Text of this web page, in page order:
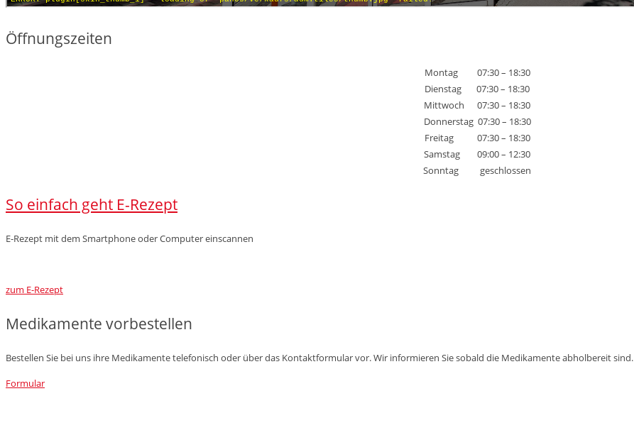
Öffnungszeiten
Montag 07:30 – 18:30
Dienstag 07:30 – 18:30
Mittwoch 07:30 – 18:30
Donnerstag 07:30 – 18:30
Freitag 07:30 – 18:30
Samstag 09:00 – 12:30
Sonntag geschlossen
So einfach geht E-Rezept
E-Rezept mit dem Smartphone oder Computer einscannen
zum E-Rezept
Medikamente vorbestellen
Bestellen Sie bei uns ihre Medikamente telefonisch oder über das Kontaktformular vor. Wir informieren Sie sobald die Medikamente abholbereit sind.
Formular